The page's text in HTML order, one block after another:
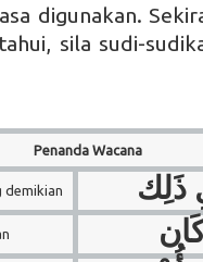
digunakan.
sila sudi-
Penanda Wacana
demikian ذَلِك